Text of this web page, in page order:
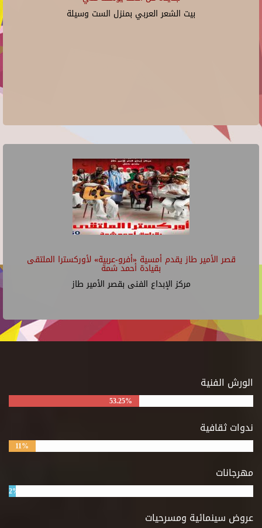
بيت الشعر العربي بمنزل الست وسيلة
قصر الأمير طاز يقدم أمسية «أفرو-عربية» لأوركسترا الملتقى
بقيادة أحمد شمة
مركز الإبداع الفنى بقصر الأمير طاز
الورش الفنية
53.25%
ندوات ثقافية
11%
مهرجانات
2%
عروض سينمائية ومسرحيات